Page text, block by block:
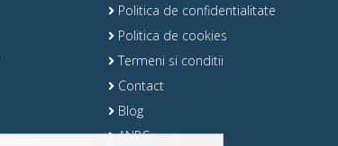
Politica de confidentialitate
Politica de cookies
Termeni si conditii
Contact
Blog
ANPC